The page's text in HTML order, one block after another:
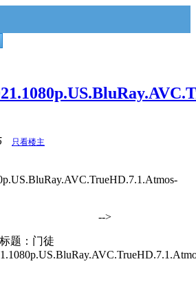
只看楼主
45.29GB
>
题：门徒